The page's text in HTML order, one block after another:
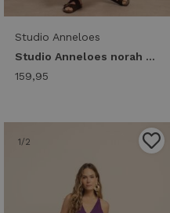
Studio Anneloes
Studio Anneloes norah 2way dress 13966 Jurk 8700 espresso
159,95
1/2